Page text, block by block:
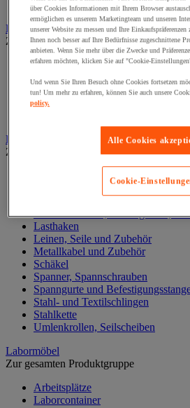
Zylinder
Hubwagen
Zur gesamten Produktgruppe
Elektrischer Gabelstapler
Hub-Gabelstapler
Hubwagen mit Waage
Manueller Hubwagen
Ketten und Schlingen zum Heben
Zur gesamten Produktgruppe
Hebeösen und Hubringe
Karabinerhaken, Kettenglieder,
Lasthaken
Leinen, Seile und Zubehör
Metallkabel und Zubehör
Schäkel
Spanner, Spannschrauben
Spanngurte und
Stahl- und Textilschlingen
Stahlkette
Umlenkrollen, Seilscheiben
Labormöbel
Zur gesamten Produktgruppe
Arbeitsplätze
Laborcontainer
über Cookies Informationen mit Ihrem Browser
ermöglichen es unserem Marketingteam und unseren
unserer Website zu messen und Ihre
Ihnen noch besser auf Ihre Bedürfnisse zugeschnittene
anbieten. Wenn Sie mehr über die Zwecke und
erfahren möchten, klicken Sie auf "Cookie-
Und wenn Sie Ihren Besuch ohne Cookies fortsetzen
tun! Um mehr zu erfahren, können Sie auch unsere
policy.
Alle Cookies
Cookie-